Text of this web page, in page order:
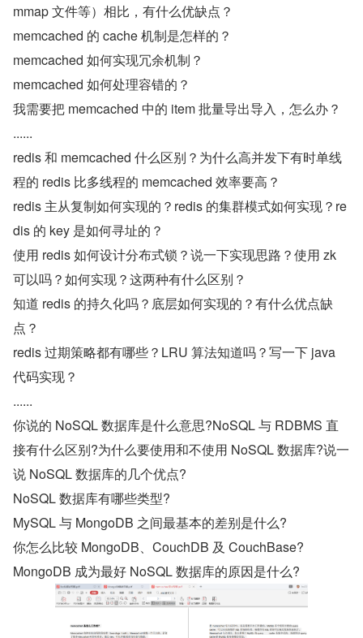
mmap 文件等）相比，有什么优缺点？
memcached 的 cache 机制是怎样的？
memcached 如何实现冗余机制？
memcached 如何处理容错的？
我需要把 memcached 中的 item 批量导出导入，怎么办？
......
redis 和 memcached 什么区别？为什么高并发下有时单线
程的 redis 比多线程的 memcached 效率要高？
redis 主从复制如何实现的？redis 的集群模式如何实现？re
dis 的 key 是如何寻址的？
使用 redis 如何设计分布式锁？说一下实现思路？使用 zk
可以吗？如何实现？这两种有什么区别？
知道 redis 的持久化吗？底层如何实现的？有什么优点缺
点？
redis 过期策略都有哪些？LRU 算法知道吗？写一下 java
代码实现？
......
你说的 NoSQL 数据库是什么意思?NoSQL 与 RDBMS 直
接有什么区别?为什么要使用和不使用 NoSQL 数据库?说一
说 NoSQL 数据库的几个优点?
NoSQL 数据库有哪些类型?
MySQL 与 MongoDB 之间最基本的差别是什么?
你怎么比较 MongoDB、CouchDB 及 CouchBase?
MongoDB 成为最好 NoSQL 数据库的原因是什么?